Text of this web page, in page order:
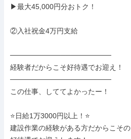
▶最大45,000円分おトク！
②入社祝金4万円支給
────────────────────
経験者だからこそ好待遇でお迎え！
────────────────────
この仕事、しててよかったー！
⭐日給1万3000円以上！⭐
建設作業の経験がある方だからこその